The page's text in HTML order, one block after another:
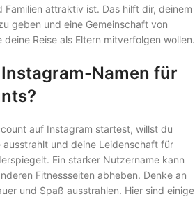
attraktiv ist. Das hilft dir, deinem
geben und eine Gemeinschaft von
Reise als Eltern mitverfolgen wollen.
Namen für
auf Instagram startest, willst du
ausstrahlt und deine Leidenschaft für
Ein starker Nutzername kann
Fitnessseiten abheben. Denke an
und Spaß ausstrahlen. Hier sind einige